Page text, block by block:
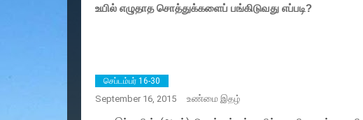
உயில் எழுதாத சொத்துக்களைப் பங்கிடுவது எப்படி?
செப்டம்பர் 16-30
September 16, 2015 உண்மைஇதழ்